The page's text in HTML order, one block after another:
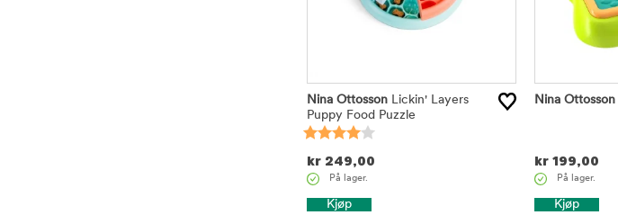
Nina Ottosson Lickin' Layers
Puppy Food Puzzle
kr 249,00
På lager.
Kjøp
Nina Ottosson
kr199,00
På lager.
Kjøp